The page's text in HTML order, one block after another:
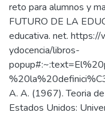
reto para alumnos y
FUTURO DE LA
educativa. net.
ydocencia/libros-
A. A. (1967). Teoria
Estados Unidos: